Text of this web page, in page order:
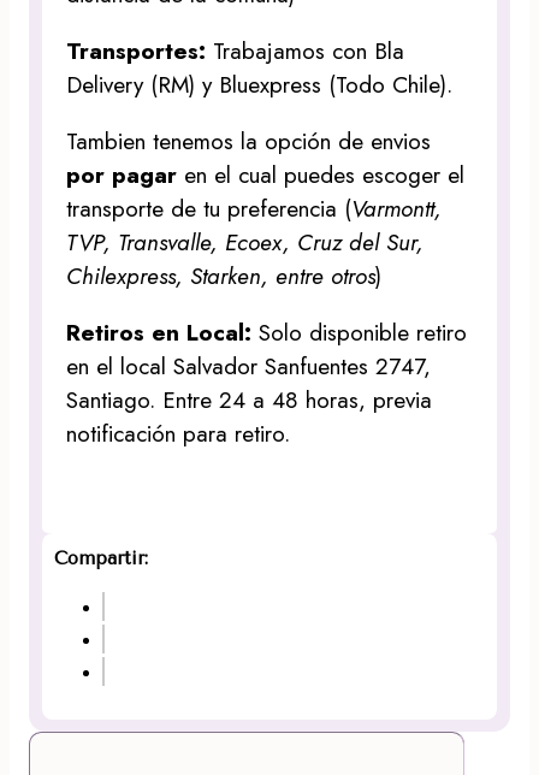
Transportes: Trabajamos con Bla
Delivery (RM) y Bluexpress (Todo Chile).
Tambien tenemos la opción de envios
por pagar en el cual puedes escoger el
transporte de tu preferencia (Varmontt,
TVP, Transvalle, Ecoex, Cruz del Sur,
Chilexpress, Starken, entre otros)
Retiros en Local:Solo disponible retiro
en el local Salvador Sanfuentes 2747,
Santiago. Entre 24 a 48 horas, previa
notificación para retiro.
Compartir: